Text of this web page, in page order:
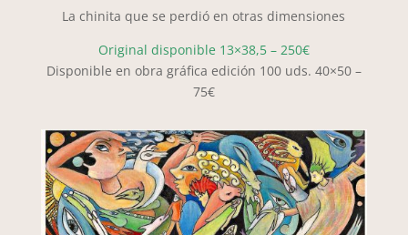
La chinita que se perdió en otras dimensiones
Original disponible 13×38,5 – 250€
Disponible en obra gráfica edición 100 uds. 40×50 –
75€